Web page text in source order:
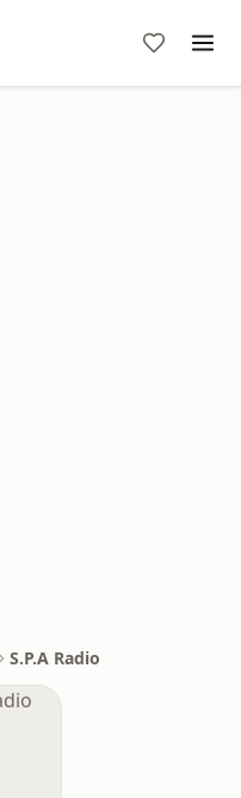
S.P.A Radio